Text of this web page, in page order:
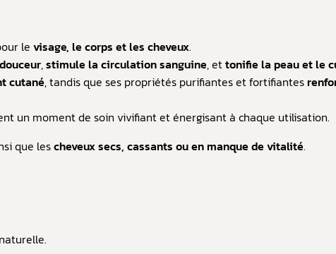
le visage, le corps et les cheveux.
,stimule la circulation sanguine, ettonifie la peau et le
cutané, tandis que ses propriétés purifiantes et fortifiantes
un moment de soin vivifiant et énergisant à chaque utilisation.
que lescheveux secs, cassants ou en manque de vitalité.